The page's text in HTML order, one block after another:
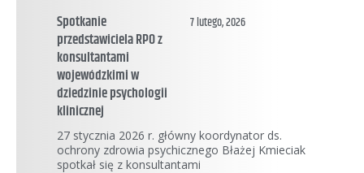
Spotkanie
przedstawiciela RPO z
konsultantami
wojewódzkimi w
dziedzinie psychologii
klinicznej
7 lutego, 2026
27 stycznia 2026 r. główny koordynator ds.
ochrony zdrowia psychicznego Błażej Kmieciak
spotkał się z konsultantami